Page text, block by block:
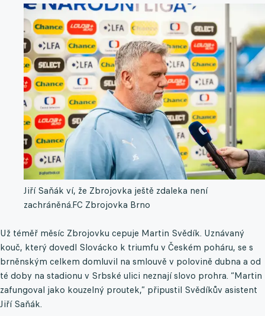
Jiří Saňák ví, že Zbrojovka ještě zdaleka není
zachráněná.FC Zbrojovka Brno
Už téměř měsíc Zbrojovku cepuje Martin Svědík. Uznávaný
kouč, který dovedl Slovácko k triumfu v Českém poháru, se s
brněnským celkem domluvil na smlouvě v polovině dubna a od
té doby na stadionu v Srbské ulici neznají slovo prohra. “Martin
zafungoval jako kouzelný proutek,” připustil Svědíkův asistent
Jiří Saňák.